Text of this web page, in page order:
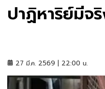
ปาฏิหาริย์มีจ
27 มี.ค. 2569 | 22:00 น.